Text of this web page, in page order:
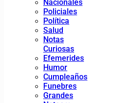
Nacionales
Policiales
Política
Salud
Notas
Curiosas
Efemerides
Humor
Cumpleaños
Funebres
Grandes